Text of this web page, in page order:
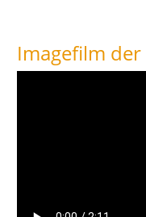
Imagefilm der